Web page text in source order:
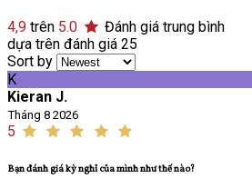
4,9 trên 5.0
Đánh giá trung bình
dựa trên đánh giá 25
Sort by
K
Kieran J.
Tháng 8 2026
5
Bạn đánh giá kỳ nghỉ của mình như thế nào?